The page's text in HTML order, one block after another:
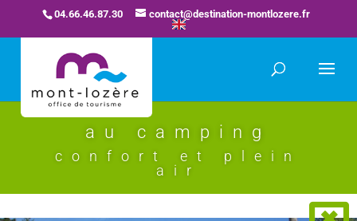
04.66.46.87.30 contact@destination-montlozere.fr
au camping
confort et plein
air